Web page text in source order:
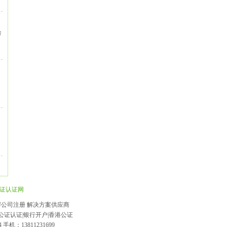
认证网
司注册 解决方案供应商
证认证|银行开户|香港公证
机：13811231699